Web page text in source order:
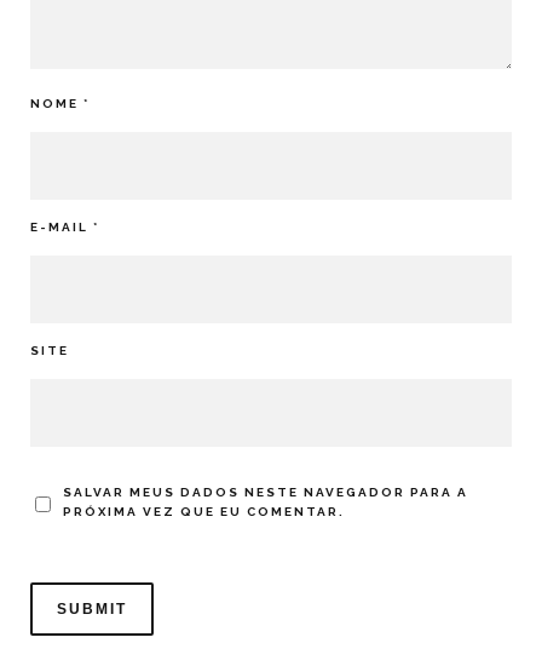
NOME *
E-MAIL *
SITE
SALVAR MEUS DADOS NESTE NAVEGADOR PARA A
PRÓXIMA VEZ QUE EU COMENTAR.